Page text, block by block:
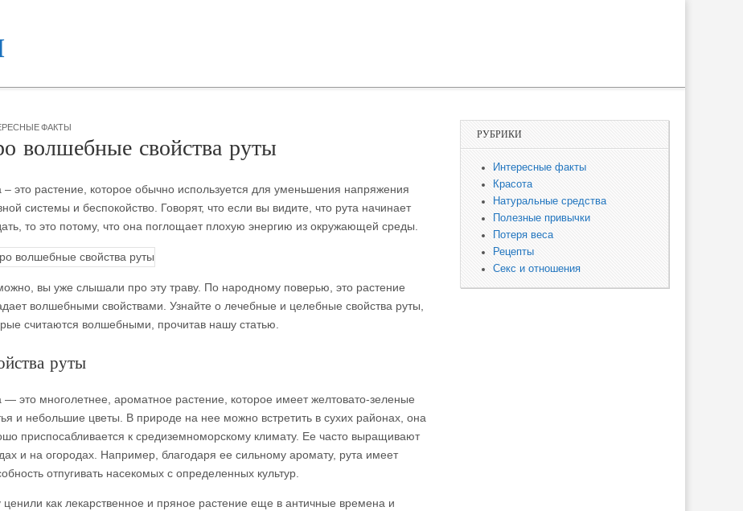
ФАКТЫ
волшебные свойства руты
– это растение, которое обычно используется для уменьшения напряжения
системы и беспокойство. Говорят, что если вы видите, что рута начинает
то это потому, что она поглощает плохую энергию из окружающей среды.
вы уже слышали про эту траву. По народному поверью, это растение
волшебными свойствами. Узнайте о лечебные и целебные свойства руты,
считаются волшебными, прочитав нашу статью.
руты
— это многолетнее, ароматное растение, которое имеет желтовато-зеленые
и небольшие цветы. В природе на нее можно встретить в сухих районах, она
приспосабливается к средиземноморскому климату. Ее часто выращивают
и на огородах. Например, благодаря ее сильному аромату, рута имеет
отпугивать насекомых с определенных культур.
ценили как лекарственное и пряное растение еще в античные времена и
РУБРИКИ
Интересные факты
Красота
Натуральные средства
Полезные привычки
Потеря веса
Рецепты
Секс и отношения